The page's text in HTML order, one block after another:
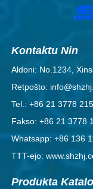
Kontaktu Nin
Aldoni: No.1234,
Retpoŝto:
Tel.: +86 21 3778
Fakso: +86 21 3778
Whatsapp: +86 136
TTT-ejo:
Produkta